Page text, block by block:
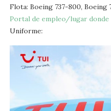
Flota: Boeing 737-800, Boeing
Portal de empleo/lugar
Uniforme: